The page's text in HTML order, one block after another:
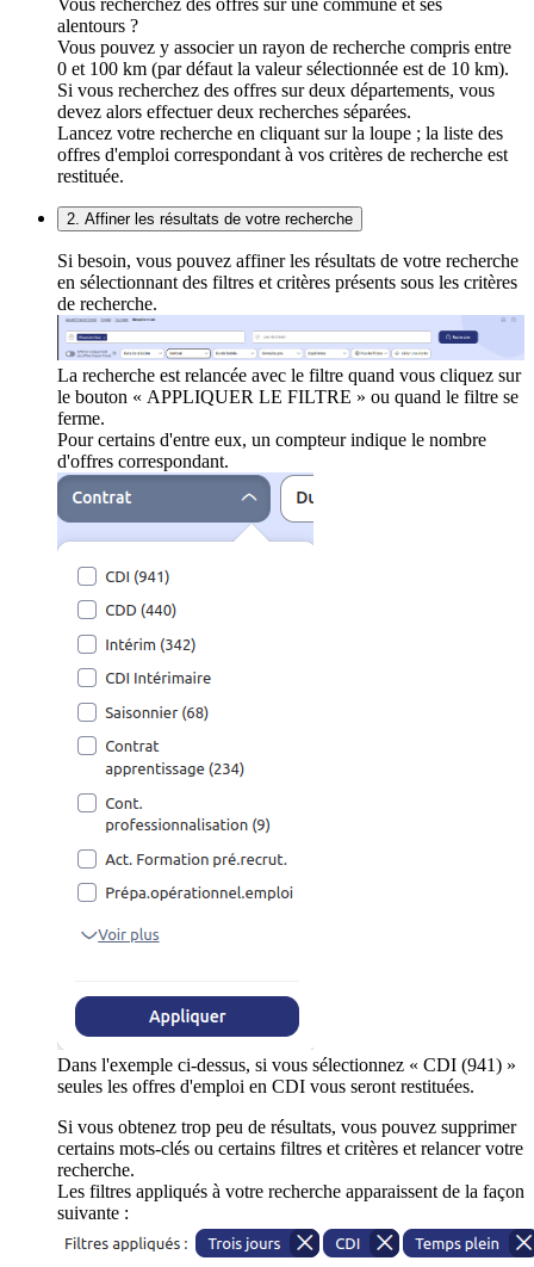
Vous recherchez des offres sur une commune et ses
alentours ?
Vous pouvez y associer un rayon de recherche compris entre
0 et 100 km (par défaut la valeur sélectionnée est de 10 km).
Si vous recherchez des offres sur deux départements, vous
devez alors effectuer deux recherches séparées.
Lancez votre recherche en cliquant sur la loupe ; la liste des
offres d'emploi correspondant à vos critères de recherche est
restituée.
2. Affiner les résultats de votre recherche
Si besoin, vous pouvez affiner les résultats de votre recherche
en sélectionnant des filtres et critères présents sous les critères
de recherche.
La recherche est relancée avec le filtre quand vous cliquez sur
le bouton « APPLIQUER LE FILTRE » ou quand le filtre se
ferme.
Pour certains d'entre eux, un compteur indique le nombre
d'offres correspondant.
Dans l'exemple ci-dessus, si vous sélectionnez « CDI (941) »
seules les offres d'emploi en CDI vous seront restituées.
Si vous obtenez trop peu de résultats, vous pouvez supprimer
certains mots-clés ou certains filtres et critères et relancer votre
recherche.
Les filtres appliqués à votre recherche apparaissent de la façon
suivante :